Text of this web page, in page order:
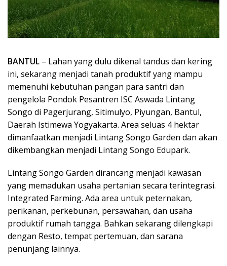
BANTUL – Lahan yang dulu dikenal tandus dan kering
ini, sekarang menjadi tanah produktif yang mampu
memenuhi kebutuhan pangan para santri dan
pengelola Pondok Pesantren ISC Aswada Lintang
Songo di Pagerjurang, Sitimulyo, Piyungan, Bantul,
Daerah Istimewa Yogyakarta. Area seluas 4 hektar
dimanfaatkan menjadi Lintang Songo Garden dan akan
dikembangkan menjadi Lintang Songo Edupark.
Lintang Songo Garden dirancang menjadi kawasan
yang memadukan usaha pertanian secara terintegrasi.
Integrated Farming. Ada area untuk peternakan,
perikanan, perkebunan, persawahan, dan usaha
produktif rumah tangga. Bahkan sekarang dilengkapi
dengan Resto, tempat pertemuan, dan sarana
penunjang lainnya.